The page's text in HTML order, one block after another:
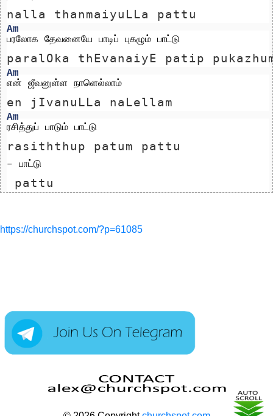
nalla thanmaiyuLLa pattu
Am
பரலோக தேவனையே பாடிப் புகழும் பாட்டு
paralOka thEvanaiyE patip
Am
என் ஜீவனுள்ள நாளெல்லாம்
en jIvanuLLa naLellam
Am
ரசித்துப் பாடும் பாட்டு
rasiththup patum pattu
– பாட்டு
pattu
https://churchspot.com/?p=61085